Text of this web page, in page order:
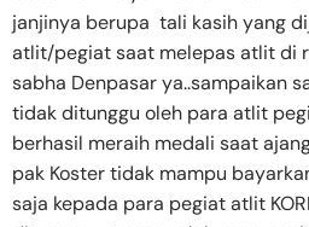
janjinya berupa tali kasih yang
atlit/pegiat saat melepas atlit di
sabha Denpasar ya..sampaikan
tidak ditunggu oleh para atlit
berhasil meraih medali saat ajang
pak Koster tidak mampu
saja kepada para pegiat atlit